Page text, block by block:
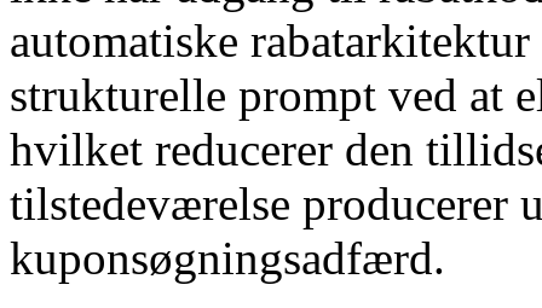
automatiske
strukturelle prompt ved at
hvilket reducerer den
tilstedeværelse producerer
kuponsøgningsadfærd.